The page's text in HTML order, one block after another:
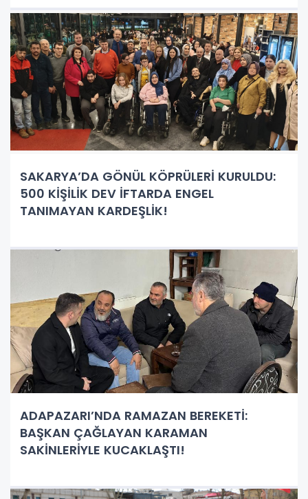
SAKARYA’DA GÖNÜL KÖPRÜLERİ KURULDU:
500 KİŞİLİK DEV İFTARDA ENGEL
TANIMAYAN KARDEŞLİK!
ADAPAZARI’NDA RAMAZAN BEREKETİ:
BAŞKAN ÇAĞLAYAN KARAMAN
SAKİNLERİYLE KUCAKLAŞTI!